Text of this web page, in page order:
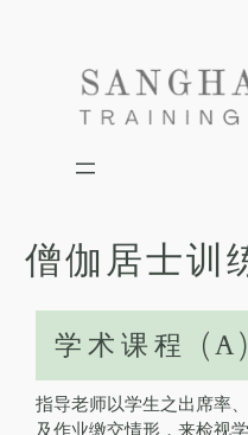
僧伽居士训
学术课程 (A)
指导老师以学生之出席率
及作业缴交情形，来检视